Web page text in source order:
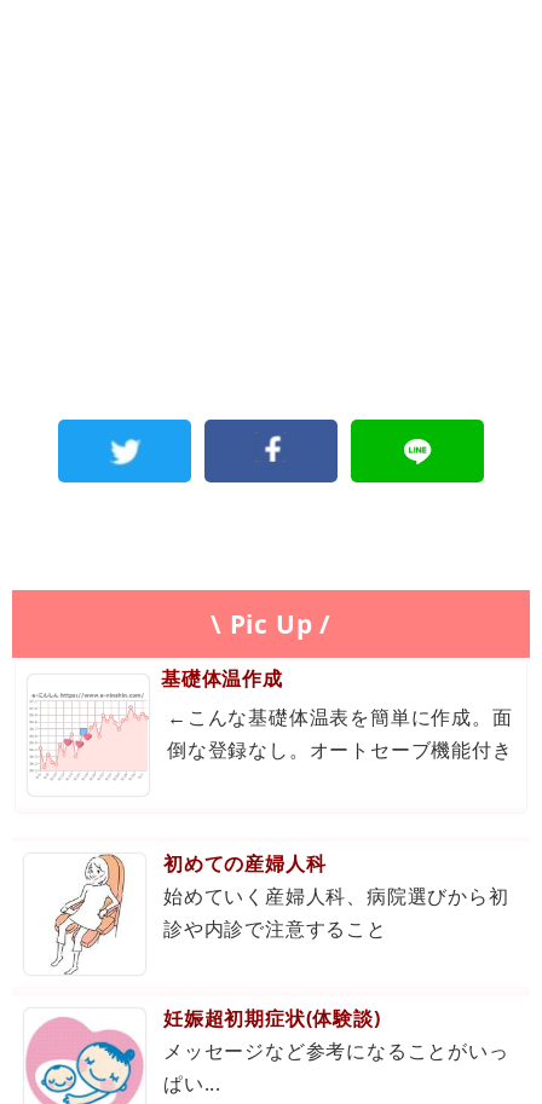
\ Pic Up /
基礎体温作成
←こんな基礎体温表を簡単に作成。面
倒な登録なし。オートセーブ機能付き
初めての産婦人科
始めていく産婦人科、病院選びから初
診や内診で注意すること
妊娠超初期症状(体験談)
メッセージなど参考になることがいっ
ぱい...